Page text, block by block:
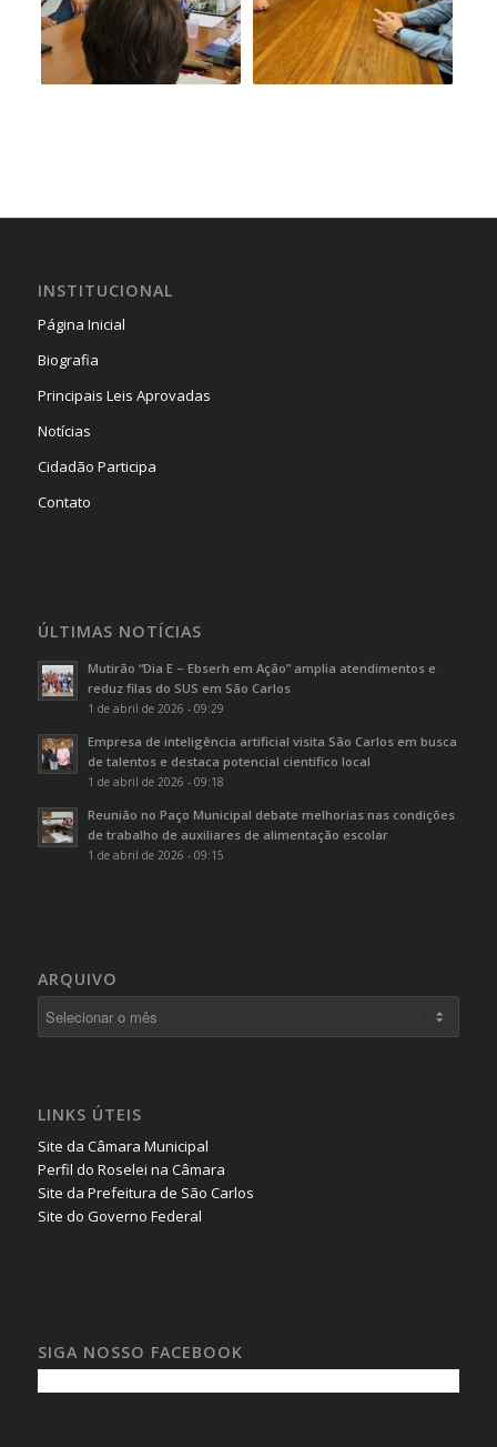
INSTITUCIONAL
Página Inicial
Biografia
Principais Leis Aprovadas
Notícias
Cidadão Participa
Contato
ÚLTIMAS NOTÍCIAS
Mutirão “Dia E – Ebserh em Ação” amplia atendimentos e
reduz filas do SUS em São Carlos
1 de abril de 2026 - 09:29
Empresa de inteligência artificial visita São Carlos em busca
de talentos e destaca potencial científico local
1 de abril de 2026 - 09:18
Reunião no Paço Municipal debate melhorias nas condições
de trabalho de auxiliares de alimentação escolar
1 de abril de 2026 - 09:15
ARQUIVO
LINKS ÚTEIS
Site da Câmara Municipal
Perfil do Roselei na Câmara
Site da Prefeitura de São Carlos
Site do Governo Federal
SIGA NOSSO FACEBOOK